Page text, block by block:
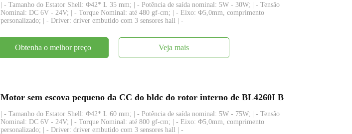
| - Tamanho do Estator Shell: Φ42* L 35 mm; | - Potência de saída nominal: 5W - 30W; | - Tensão
Nominal: DC 6V - 24V; | - Torque Nominal: até 480 gf-cm; | - Eixo: Φ5,0mm, comprimento
personalizado; | - Driver: driver embutido com 3 sensores hall | -
Obtenha o melhor preço Veja mais
Motor sem escova pequeno da CC do bldc do rotor interno de BL4260I BL4260 B4260M 42mm
| - Tamanho do Estator Shell: Φ42* L 60 mm; | - Potência de saída nominal: 5W - 75W; | - Tensão
Nominal: DC 6V - 24V; | - Torque Nominal: até 800 gf-cm; | - Eixo: Φ5,0mm, comprimento
personalizado; | - Driver: driver embutido com 3 sensores hall | -